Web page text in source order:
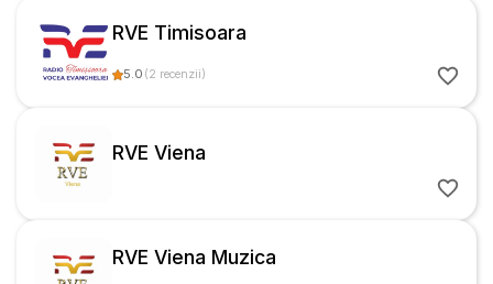
RVE Timisoara
5.0 (2 recenzii)
RVE Viena
RVE Viena Muzica